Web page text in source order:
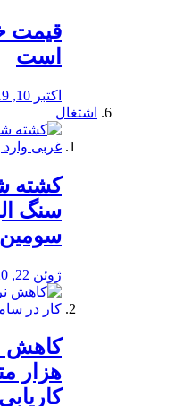
قیمت
است
اکتبر 10, 2019
اشتغال
سنگ
ژوئن 22, 2020
هزار